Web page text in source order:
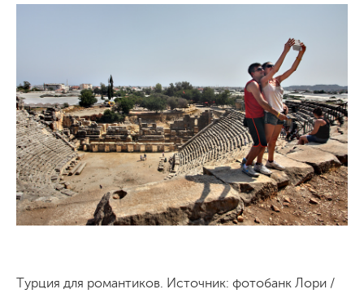
Турция для романтиков. Источник: фотобанк Лори /